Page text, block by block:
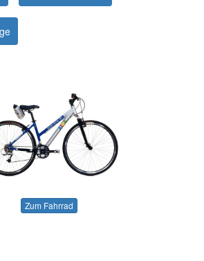
Zum Fahrrad